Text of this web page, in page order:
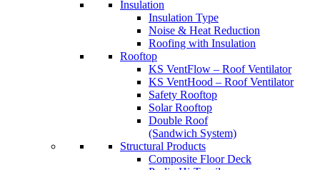
Insulation
Insulation Type
Noise & Heat Reduction
Roofing with Insulation
Rooftop
KS VentFlow – Roof Ventilator
KS VentHood – Roof Ventilator
Safety Rooftop
Solar Rooftop
Double Roof
(Sandwich System)
Structural Products
Composite Floor Deck